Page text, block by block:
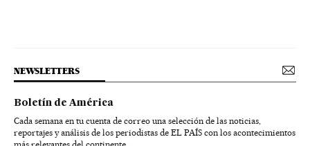
NEWSLETTERS
Boletín de América
Cada semana en tu cuenta de correo una selección de las noticias,
reportajes y análisis de los periodistas de EL PAÍS con los acontecimientos